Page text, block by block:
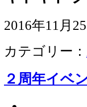
2016年11月
カテゴリー：
２周年イベ